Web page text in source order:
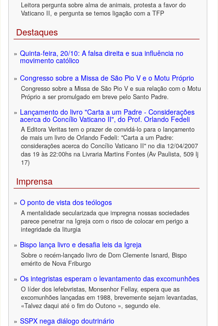
Leitora pergunta sobre alma de animais, protesta a favor do
Vaticano II, e pergunta se temos ligação com a TFP
Destaques
Quinta-feira, 20/10: A falsa direita e sua influência no
movimento católico
Congresso sobre a Missa de São Pio V e o Motu Próprio
Congresso sobre a Missa de São Pio V e sua relação com o Motu
Próprio a ser promulgado em breve pelo Santo Padre.
Lançamento do livro "Carta a um Padre - Considerações
acerca do Concílio Vaticano II", do Prof. Orlando Fedeli
A Editora Veritas tem o prazer de convidá-lo para o lançamento
de mais um livro de Orlando Fedeli: "Carta a um Padre:
considerações acerca do Concílio Vaticano II" no dia 12/04/2007
das 19 às 22:00hs na Livraria Martins Fontes (Av Paulista, 509 lj
17)
Imprensa
O ponto de vista dos teólogos
A mentalidade secularizada que impregna nossas sociedades
parece penetrar na Igreja com o risco de colocar em perigo a
integridade da liturgia
Bispo lança livro e desafia leis da Igreja
Sobre o recém-lançado livro de Dom Clemente Isnard, Bispo
emérito de Nova Friburgo
Os integristas esperam o levantamento das excomunhões
O líder dos lefebvristas, Monsenhor Fellay, espera que as
excomunhões lançadas em 1988, brevemente sejam levantadas,
«Talvez daqui até o fim do Outono », segundo ele.
SSPX nega diálogo doutrinário